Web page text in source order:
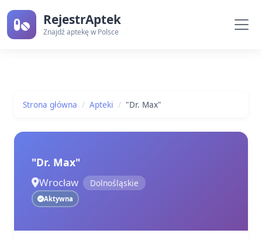
RejestrAptek
Znajdź aptekę w Polsce
Strona główna Apteki "Dr. Max"
"Dr. Max"
Wrocław Dolnośląskie
Aktywna